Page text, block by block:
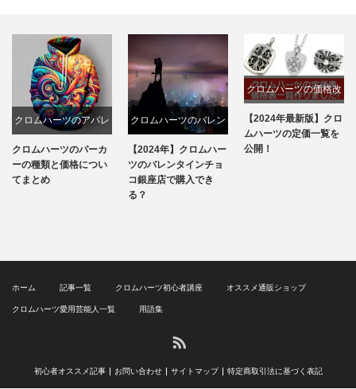
クロムハーツのアパレ
ル
クロムハーツのパーカ
ーの種類と価格につい
てまとめ
クロムハーツのバレン
タインチョコ
【2024年】クロムハー
ツのバレンタインチョ
コ銀座店で購入でき
る？
クロムハーツの価格改
定
【2024年最新版】クロ
ムハーツの定価一覧を
公開！
ホーム 記事一覧 クロムハーツ初心者講座 オススメ通販ショップ
クロムハーツ愛用芸能人一覧 用語集
初心者オススメ記事 お問い合わせ サイトマップ 特定商取引法に基づく表記